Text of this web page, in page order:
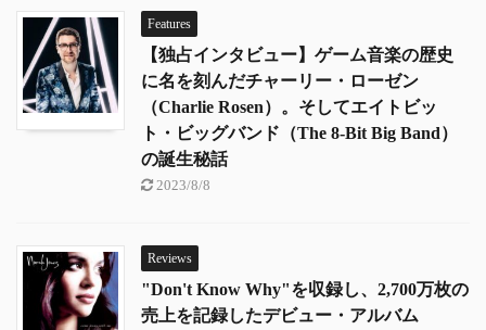
Features
【独占インタビュー】ゲーム音楽の歴史
に名を刻んだチャーリー・ローゼン
（Charlie Rosen）。そしてエイトビッ
ト・ビッグバンド（The 8-Bit Big Band）
の誕生秘話
2023/8/8
Reviews
"Don't Know Why"を収録し、2,700万枚の
売上を記録したデビュー・アルバム